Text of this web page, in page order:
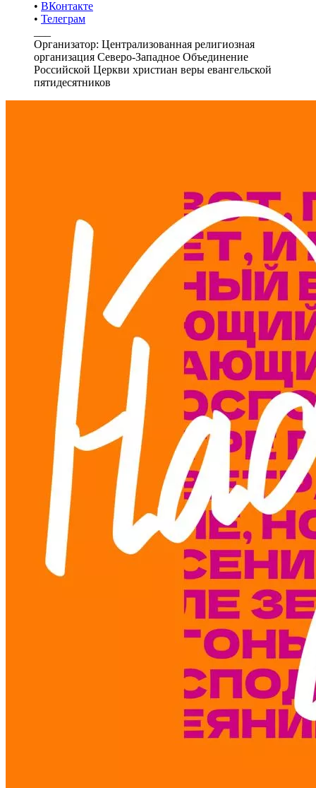
• ВКонтакте
• Телеграм
Организатор: Централизованная религиозная
организация Северо-Западное Объединение
Российской Церкви христиан веры евангельской
пятидесятников